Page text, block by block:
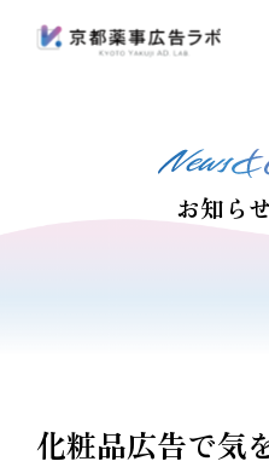
お知ら
化粧品広告で気